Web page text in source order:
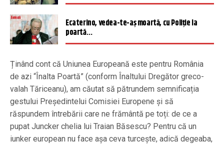
Ecaterino, vedea-te-aș moartă, cu Poliție la
poartă…
Ținând cont că Uniunea Europeană este pentru România
de azi “Înalta Poartă” (conform Înaltului Dregător greco-
valah Tăriceanu), am căutat să pătrundem semnificația
gestului Președintelui Comisiei Europene și să
răspundem întrebării care ne frământă pe toți: de ce a
pupat Juncker chelia lui Traian Băsescu? Pentru că un
iunker european nu face așa ceva turcește, adică degeaba,